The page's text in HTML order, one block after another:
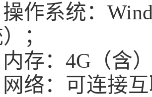
操作系统：
；
内存： 4G（含
网络： 可连接